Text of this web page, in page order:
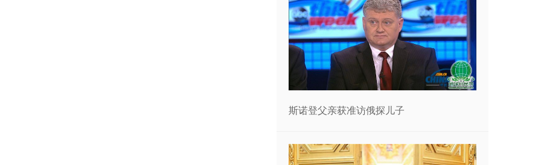
斯诺登父亲获准访俄探儿子